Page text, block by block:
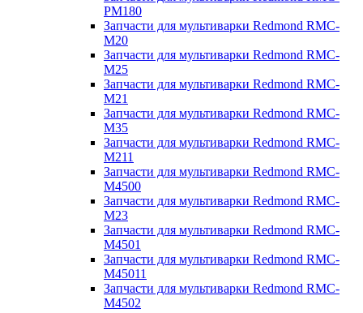
PM180
Запчасти для мультиварки Redmond RMC-
M20
Запчасти для мультиварки Redmond RMC-
M25
Запчасти для мультиварки Redmond RMC-
M21
Запчасти для мультиварки Redmond RMC-
M35
Запчасти для мультиварки Redmond RMC-
M211
Запчасти для мультиварки Redmond RMC-
M4500
Запчасти для мультиварки Redmond RMC-
M23
Запчасти для мультиварки Redmond RMC-
M4501
Запчасти для мультиварки Redmond RMC-
M45011
Запчасти для мультиварки Redmond RMC-
M4502